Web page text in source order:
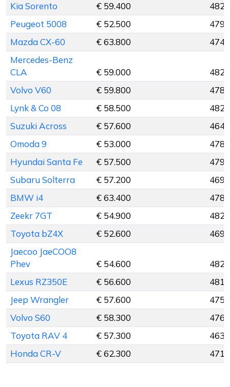
Kia Sorento
€ 59.400
482
Peugeot 5008
€ 52.500
479
Mazda CX-60
€ 63.800
474
Mercedes-Benz
CLA
€ 59.000
482
Volvo V60
€ 59.800
478
Lynk & Co 08
€ 58.500
482
Suzuki Across
€ 57.600
464
Omoda 9
€ 53.000
478
Hyundai Santa Fe
€ 57.500
479
Subaru Solterra
€ 57.200
469
BMW i4
€ 63.400
478
Zeekr 7GT
€ 54.900
482
Toyota bZ4X
€ 52.600
469
Jaecoo JaeCOO8
Phev
€ 54.600
482
Lexus RZ350E
€ 56.600
481
Jeep Wrangler
€ 57.600
475
Volvo S60
€ 58.300
476
Toyota RAV 4
€ 57.300
463
Honda CR-V
€ 62.300 471